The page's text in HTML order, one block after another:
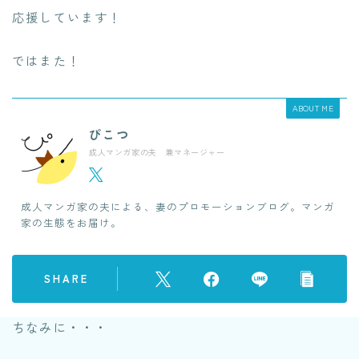
応援しています！
ではまた！
ABOUT ME
ぴこつ
成人マンガ家の夫 兼マネージャー
成人マンガ家の夫による、妻のプロモーションブログ。マンガ
家の生態をお届け。
SHARE
ちなみに・・・